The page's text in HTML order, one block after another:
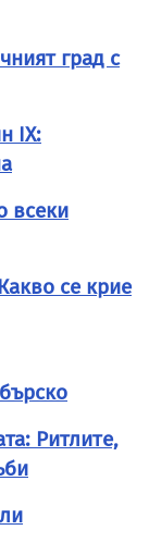
град с
IX:
всеки
се крие
Ритлите,